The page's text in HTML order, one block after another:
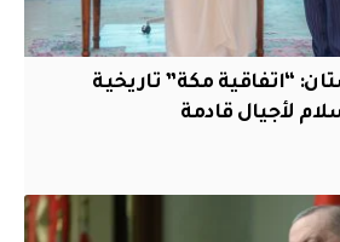
“اتفاقية مكة” تاريخية
لأجيال قادمة